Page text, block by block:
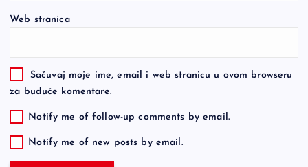
Web stranica
Sačuvaj moje ime, email i web stranicu u ovom browseru
za buduće komentare.
Notify me of follow-up comments by email.
Notify me of new posts by email.